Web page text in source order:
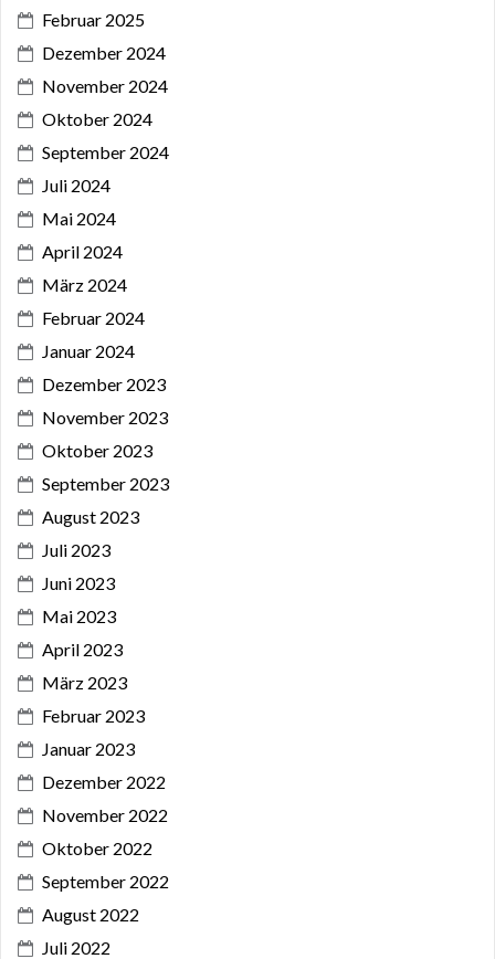
Februar 2025
Dezember 2024
November 2024
Oktober 2024
September 2024
Juli 2024
Mai 2024
April 2024
März 2024
Februar 2024
Januar 2024
Dezember 2023
November 2023
Oktober 2023
September 2023
August 2023
Juli 2023
Juni 2023
Mai 2023
April 2023
März 2023
Februar 2023
Januar 2023
Dezember 2022
November 2022
Oktober 2022
September 2022
August 2022
Juli 2022